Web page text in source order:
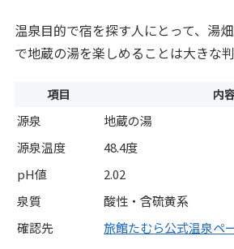
温泉目的で宿を探す人にとって、湯
で地蔵の湯を楽しめることは大きな判
項目 内
源泉
地蔵の湯
源泉温度
48.4度
pH値
2.02
泉質
酸性・含硫黄系
確認先
旅館たむら公式温泉ペ